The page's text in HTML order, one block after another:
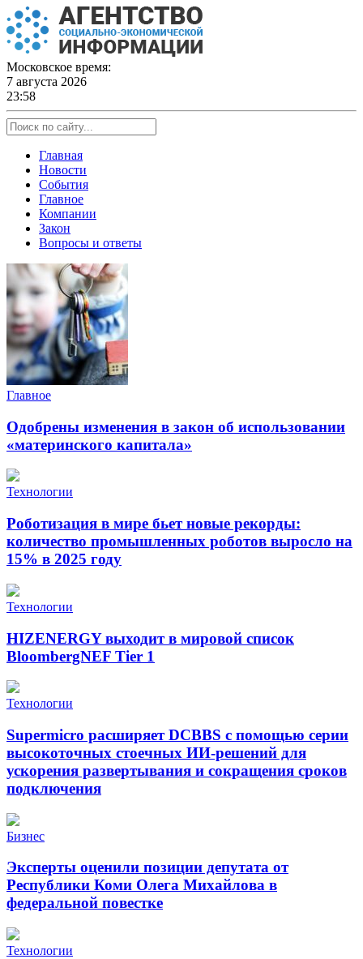
Skip
to
content
Московское время:
7 августа 2026
23:58
Главная
Новости
События
Главное
Компании
Закон
Вопросы и ответы
Главное
Одобрены изменения в закон об использовании
«материнского капитала»
Технологии
Роботизация в мире бьет новые рекорды:
количество промышленных роботов выросло на
15% в 2025 году
Технологии
HIZENERGY выходит в мировой список
BloombergNEF Tier 1
Технологии
Supermicro расширяет DCBBS с помощью серии
высокоточных стоечных ИИ-решений для
ускорения развертывания и сокращения сроков
подключения
Бизнес
Эксперты оценили позиции депутата от
Республики Коми Олега Михайлова в
федеральной повестке
Технологии